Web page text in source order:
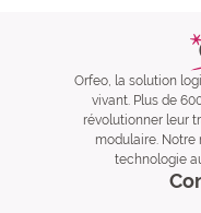
Orfeo, la solution
vivant. Plus de
révolutionner leur
modulaire. Notre
technologie